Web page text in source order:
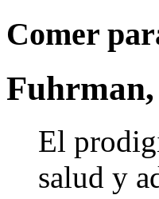
Comer
El
salud y